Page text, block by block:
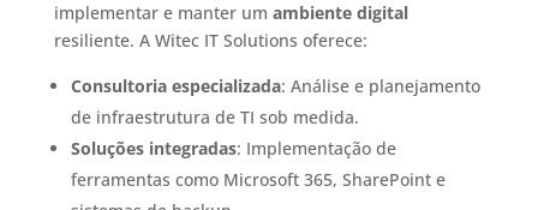
implementar e manter um ambiente digital
resiliente. A Witec IT Solutions oferece:​
Consultoria especializada: Análise e planejamento
de infraestrutura de TI sob medida.​
Soluções integradas: Implementação de
ferramentas como Microsoft 365, SharePoint e